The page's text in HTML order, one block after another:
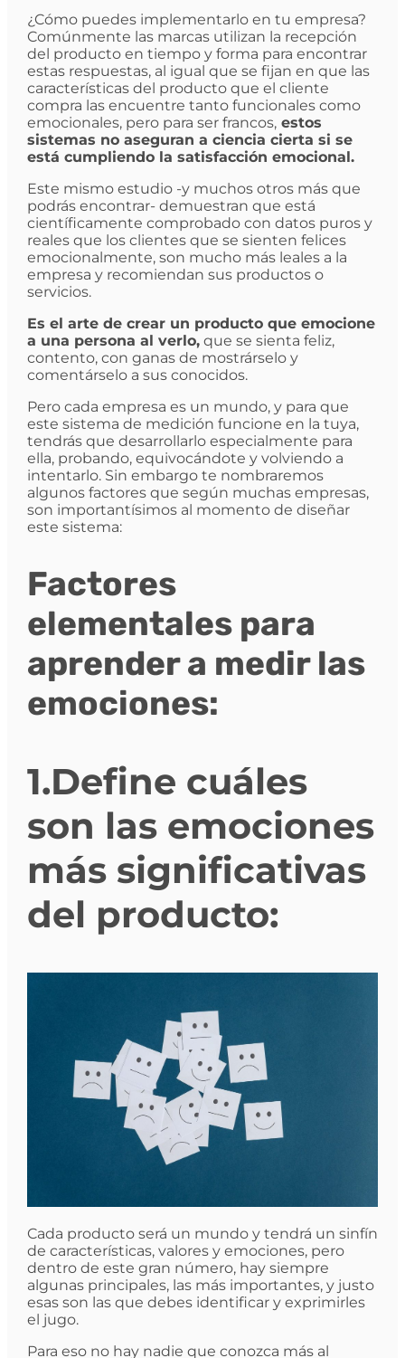
¿Cómo puedes implementarlo en tu empresa?
Comúnmente las marcas utilizan la recepción
del producto en tiempo y forma para encontrar
estas respuestas, al igual que se fijan en que las
características del producto que el cliente
compra las encuentre tanto funcionales como
emocionales, pero para ser francos,estos
sistemas no aseguran a ciencia cierta si se
está cumpliendo la satisfacción emocional.
Este mismo estudio -y muchos otros más que
podrás encontrar- demuestran que está
científicamente comprobado con datos puros y
reales que los clientes que se sienten felices
emocionalmente, son mucho más leales a la
empresa y recomiendan sus productos o
servicios.
Es el arte de crear un producto que emocione
a una persona al verlo,que se sienta feliz,
contento, con ganas de mostrárselo y
comentárselo a sus conocidos.
Pero cada empresa es un mundo, y para que
este sistema de medición funcione en la tuya,
tendrás que desarrollarlo especialmente para
ella, probando, equivocándote y volviendo a
intentarlo. Sin embargo te nombraremos
algunos factores que según muchas empresas,
son importantísimos al momento de diseñar
este sistema:
Factores
elementales para
aprender a medir las
emociones:
1.Define cuáles
son las emociones
más significativas
del producto:
Cada producto será un mundo y tendrá un sinfín
de características, valores y emociones, pero
dentro de este gran número, hay siempre
algunas principales, las más importantes, y justo
esas son las que debes identificar y exprimirles
el jugo.
Para eso no hay nadie que conozca más al